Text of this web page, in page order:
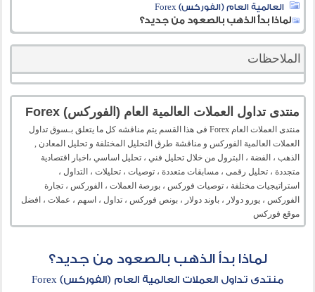
العالمية العام (الفوركس) Forex
لماذا بدأ الذهب بالصعود من جديد؟
الملاحظات
منتدى تداول العملات العالمية العام (الفوركس) Forex
منتدى العملات العام Forex فى هذا القسم يتم مناقشه كل ما يتعلق بـسوق تداول
العملات العالمية الفوركس و مناقشة طرق التحليل المختلفة و تحليل المعادن ,
الذهب ، الفضة ، البترول من خلال تحليل فني ، تحليل اساسي ،اخبار اقتصادية
متجددة ، تحليل رقمى ، مسابقات متعددة ، توصيات ، تحليلات ، التداول ،
استراتيجيات مختلفة ، توصيات فوركس ، بورصة العملات ، الفوركس ، تجارة
الفوركس ، يورو دولار ، باوند دولار ، بونص فوركس ، تداول ، اسهم ، عملات ، افضل
موقع فوركس
لماذا بدأ الذهب بالصعود من جديد؟
منتدى تداول العملات العالمية العام (الفوركس) Forex